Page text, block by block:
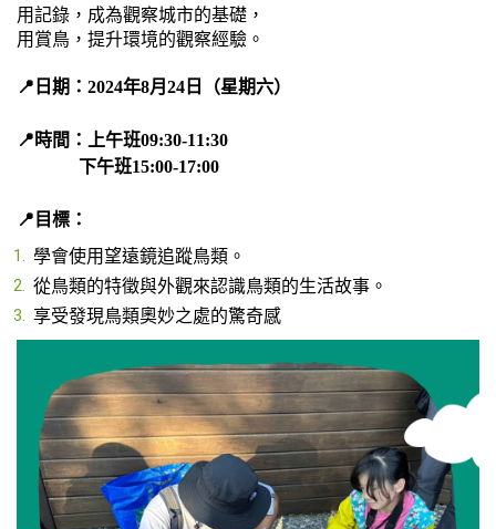
用記錄，成為觀察城市的基礎，
用賞鳥，提升環境的觀察經驗。
📍日期：2024年8月24日（星期六）
📍時間：上午班09:30-11:30
下午班15:00-17:00
📍目標：
學會使用望遠鏡追蹤鳥類。
從鳥類的特徵與外觀來認識鳥類的生活故事。
享受發現鳥類奧妙之處的驚奇感